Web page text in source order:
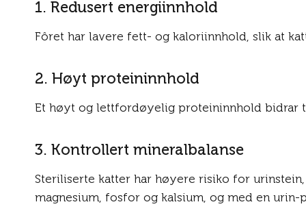
1. Redusert energiinnhold
Fôret har lavere fett- og kaloriinnhold, slik at
2. Høyt proteininnhold
Et høyt og lettfordøyelig proteininnhold bidrar
3. Kontrollert mineralbalanse
Steriliserte katter har høyere risiko for
magnesium, fosfor og kalsium, og med en urin-